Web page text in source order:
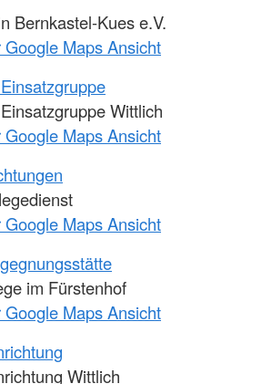
Bernkastel-Kues e.V.
Google Maps Ansicht
Wittlich
Google Maps Ansicht
Google Maps Ansicht
im Fürstenhof
Google Maps Ansicht
Wittlich